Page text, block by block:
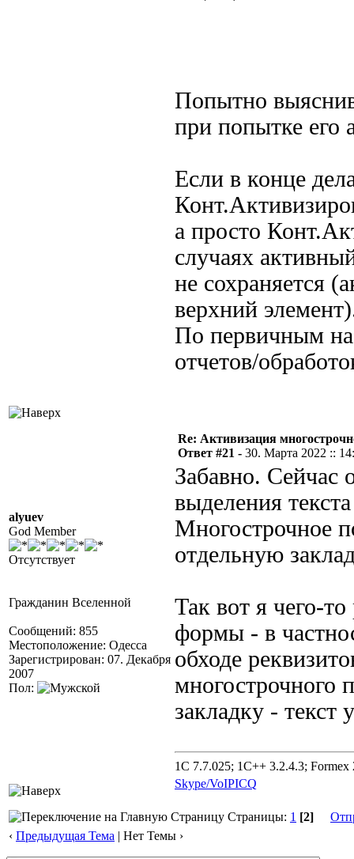
Попытно
при попытке его
Если в конце
а просто
случаях
не сохраняется
верхний
По первичным
отчетов/
alyuev
God Member
Отсутствует
Гражданин Вселенной
Сообщений: 855
Местоположение: Одесса
Зарегистрирован: 07. Декабря
2007
Пол:
Re: Активизация
Ответ #21 - 30. Марта 2022 ::
Забавно. Сейчас
выделения
Многострочное
отдельную
Так вот я чего-
формы - в
обходе
многострочного
закладку - текст
1C 7.7.025; 1C++ 3.2.4.3; Formex
Skype/VoIPICQ
Страницы: 1 [2]
‹ Предыдущая Тема | Нет Темы ›